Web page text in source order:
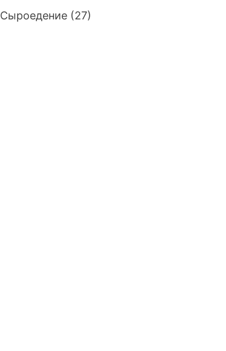
Сыроедение(27)